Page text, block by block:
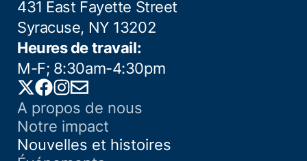
431 East Fayette Street
Syracuse, NY 13202
Heures de travail:
M-F; 8:30am-4:30pm
Twitter
Facebook
Instagram
A propos de nous
Notre impact
Nouvelles et histoires